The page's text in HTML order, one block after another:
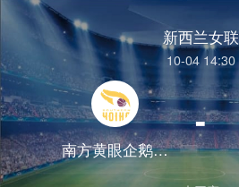
新西兰女联
10-04 14:30
南方黄眼企鹅女篮
-